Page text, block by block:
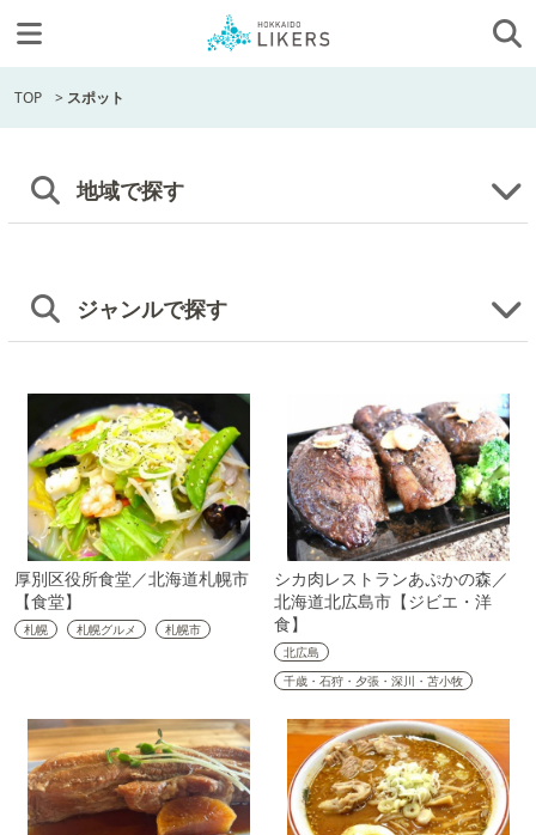
TOP > スポット
地域で探す
ジャンルで探す
厚別区役所食堂／北海道札幌市
【食堂】
札幌 札幌グルメ 札幌市
シカ肉レストランあぷかの森／
北海道北広島市【ジビエ・洋
食】
北広島
千歳・石狩・夕張・深川・苫小牧